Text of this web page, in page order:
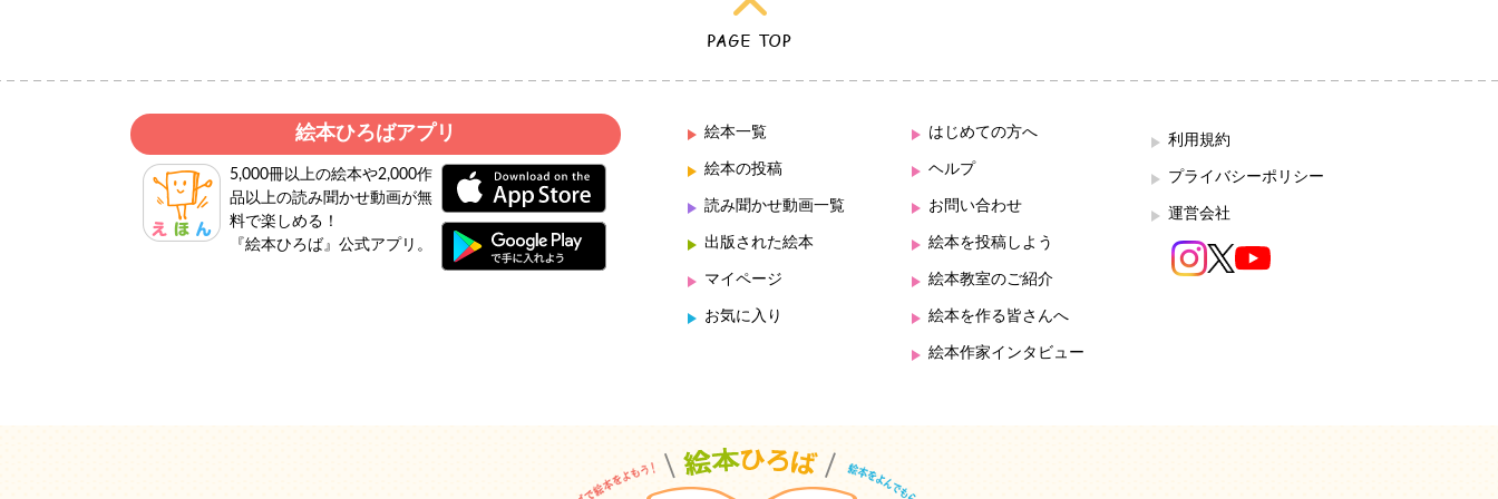
絵本ひろばアプリ
5,000冊以上の絵本や2,000作
品以上の読み聞かせ動画が無
料で楽しめる！
『絵本ひろば』公式アプリ。
絵本一覧
絵本の投稿
読み聞かせ動画一覧
出版された絵本
マイページ
お気に入り
はじめての方へ
ヘルプ
お問い合わせ
絵本を投稿しよう
絵本教室のご紹介
絵本を作る皆さんへ
絵本作家インタビュー
利用規約
プライバシーポリシー
運営会社